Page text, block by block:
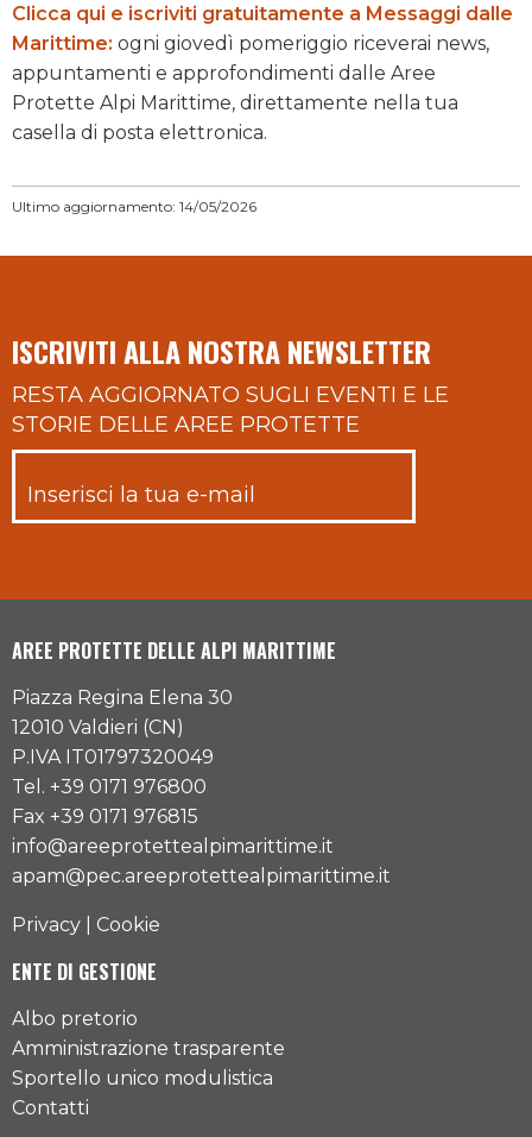
Clicca qui e iscriviti gratuitamente a Messaggi dalle
Marittime: ogni giovedì pomeriggio riceverai news,
appuntamenti e approfondimenti dalle Aree
Protette Alpi Marittime, direttamente nella tua
casella di posta elettronica.
Ultimo aggiornamento: 14/05/2026
ISCRIVITI ALLA NOSTRA NEWSLETTER
RESTA AGGIORNATO SUGLI EVENTI E LE
STORIE DELLE AREE PROTETTE
AREE PROTETTE DELLE ALPI MARITTIME
Piazza Regina Elena 30
12010 Valdieri (CN)
P.IVA IT01797320049
Tel. +39 0171 976800
Fax +39 0171 976815
info@areeprotettealpimarittime.it
apam@pec.areeprotettealpimarittime.it
Privacy Cookie
ENTE DI GESTIONE
Albo pretorio
Amministrazione trasparente
Sportello unico modulistica
Contatti